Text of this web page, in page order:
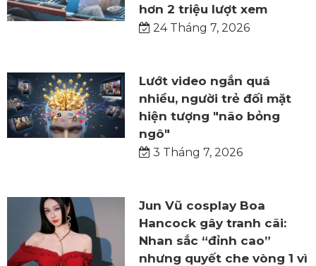
hơn 2 triệu lượt xem
24 Tháng 7, 2026
Lướt video ngắn quá
nhiều, người trẻ đối mặt
hiện tượng "não bỏng
ngô"
3 Tháng 7, 2026
Jun Vũ cosplay Boa
Hancock gây tranh cãi:
Nhan sắc “đỉnh cao”
nhưng quyết che vòng 1 vì